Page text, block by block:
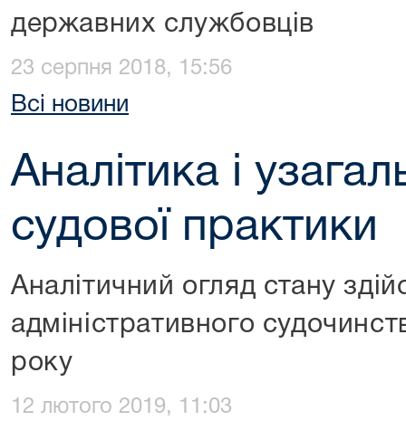
державних службовців
23 серпня 2018, 15:56
Всі новини
Аналітика і
судової практики
Аналітичний огляд стану
адміністративного
року
12 лютого 2019, 11:03